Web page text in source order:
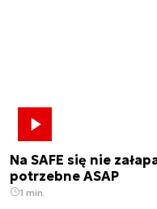
Na SAFE się nie
potrzebne ASAP
1 min.